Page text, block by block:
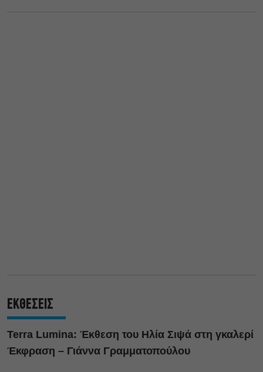
ΕΚΘΕΣΕΙΣ
Terra Lumina: Έκθεση του Ηλία Σιψά στη γκαλερί
Έκφραση – Γιάννα Γραμματοπούλου